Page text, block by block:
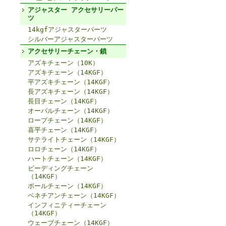
アジャスター アクセサリーパー
ツ
14kgfアジャスターパーツ
シルバーアジャスターパーツ
アクセサリーチェーン・鎖
アズキチェーン（10K）
アズキチェーン（14KGF）
平アズキチェーン（14KGF）
長アズキチェーン（14KGF）
長目チェーン（14KGF）
オーバルチェーン（14KGF）
ロープチェーン（14KGF）
喜平チェーン（14KGF）
サテライトチェーン（14KGF）
ロロチェーン（14KGF）
ハートチェーン（14KGF）
ビーディングチェーン
（14KGF）
ボールチェーン（14KGF）
ベネチアンチェーン（14KGF）
インフィニティーチェーン
（14KGF）
ウェーブチェーン（14KGF）